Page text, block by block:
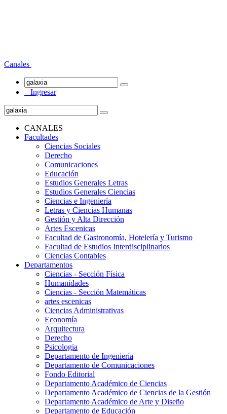
Canales
Ingresar
CANALES
Facultades
Ciencias Sociales
Derecho
Comunicaciones
Educación
Estudios Generales Letras
Estudios Generales Ciencias
Ciencias e Ingeniería
Letras y Ciencias Humanas
Gestión y Alta Dirección
Artes Escenicas
Facultad de Gastronomía, Hotelería y Turismo
Facultad de Estudios Interdisciplinarios
Ciencias Contables
Departamentos
Ciencias - Sección Física
Humanidades
Ciencias - Sección Matemáticas
artes escenicas
Ciencias Administrativas
Economía
Arquitectura
Derecho
Psicologia
Departamento de Ingeniería
Departamento de Comunicaciones
Fondo Editorial
Departamento Académico de Ciencias
Departamento Académico de Ciencias de la Gestión
Departamento Académico de Arte y Diseño
Departamento de Educación